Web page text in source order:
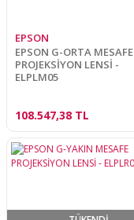
EPSON
EPSON G-ORTA MESAFE
PROJEKSİYON LENSİ -
ELPLM05
108.547,38 TL